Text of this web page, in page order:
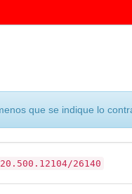
que se indique lo
26140